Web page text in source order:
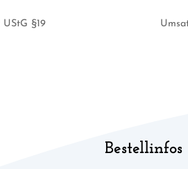
§19
Bestellinfos